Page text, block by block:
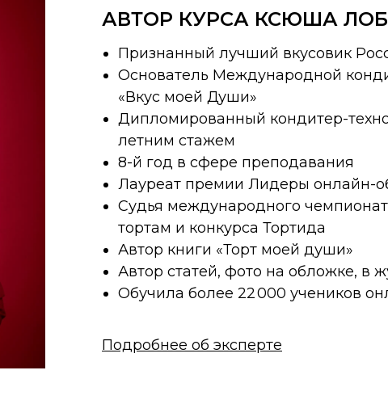
АВТОР КУРСА КСЮША
Признанный лучший вкусовик
Основатель Международной
«Вкус моей Души»
Дипломированный кондитер-
летним стажем
8-й год в сфере преподавания
Лауреат премии Лидеры онлайн-
Судья международного
тортам и конкурса Тортида
Автор книги «Торт моей души»
Автор статей, фото на обложке, в
Обучила более 22 000 учеников
Подробнее об эксперте